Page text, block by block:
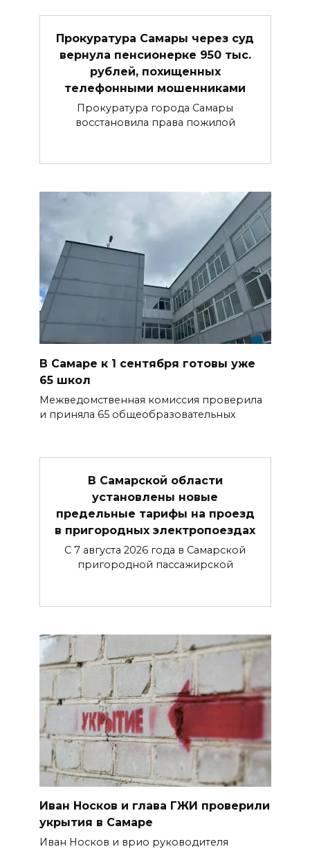
Прокуратура Самары через суд
вернула пенсионерке 950 тыс.
рублей, похищенных
телефонными мошенниками
Прокуратура города Самары
восстановила права пожилой
В Самаре к 1 сентября готовы уже
65 школ
Межведомственная комиссия проверила
и приняла 65 общеобразовательных
В Самарской области
установлены новые
предельные тарифы на проезд
в пригородных электропоездах
С 7 августа 2026 года в Самарской
пригородной пассажирской
Иван Носков и глава ГЖИ проверили
укрытия в Самаре
Иван Носков и врио руководителя